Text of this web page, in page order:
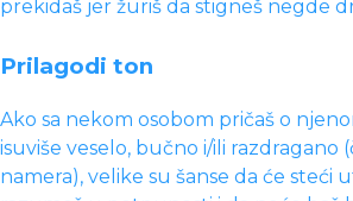
prekidaš jer žuriš da stigneš negde
Prilagodi ton
Ako sa nekom osobom pričaš o
isuviše veselo, bučno i/ili razdragano
namera), velike su šanse da će steći